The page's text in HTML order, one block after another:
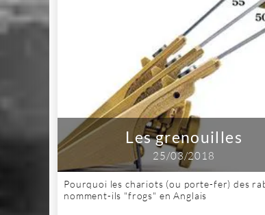
Les grenouilles
25/03/2018
Pourquoi les chariots (ou porte-fer) des
nomment-ils "frogs" en Anglais